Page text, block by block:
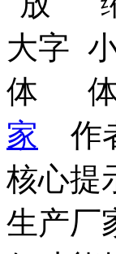
家 作
核心提
生产厂